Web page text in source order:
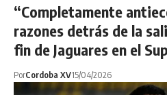
“Completamente
razones detrás de la
fin de Jaguares en el
PorCordoba XV15/04/2026